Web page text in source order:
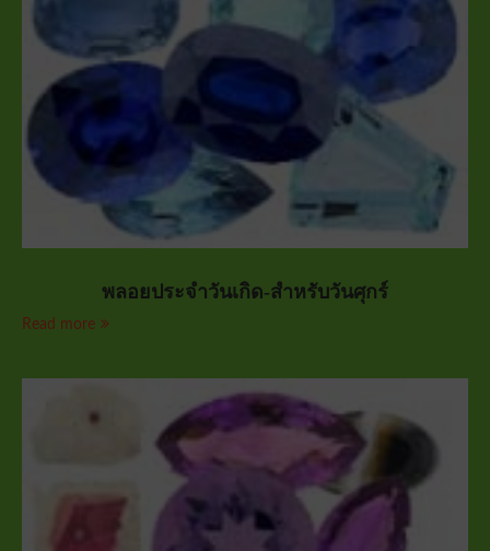
พลอยประจำวันเกิด-สำหรับวันศุกร์
Read more